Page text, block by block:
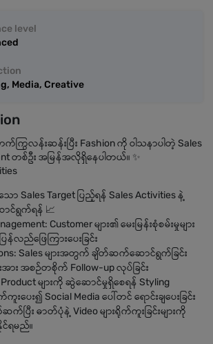
level
Media, Creative
က်ကြွလန်းဆန်းပြီး Fashion ကို ဝါသနာပါတဲ့ Sales
တစ်ဦး အမြန်အလိုရှိနေပါတယ်။ ✨
ာ Sales Target ပြည့်ရန် Sales Activities နဲ့
ောင်ရွက်ရန် 📈
Customer များ၏ မေးမြန်းစုံစမ်းမှုများ
လည်ဖြေကြားပေးခြင်း
Sales များအတွက် ချိတ်ဆက်ဆောင်ရွက်ခြင်း
းအား အစဉ်တစိုက် Follow-up လုပ်ခြင်း
Product များကို ဆွဲဆောင်မှုရှိစေရန် Styling
ေး၍ Social Media ပေါ်တင် ရောင်းချပေးခြင်း
ဆက်ပြီး ဓာတ်ပုံနဲ့ Video များရိုက်ကူးခြင်းများကို
င်ရမည်။